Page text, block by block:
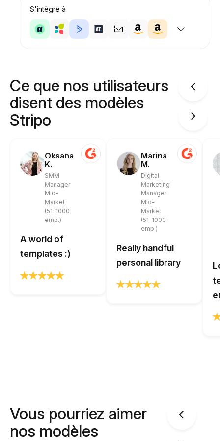
S'intègre à
Ce que nos utilisateurs
disent des modèles
Stripo
Oksana
K.
SMM
Manager
Mid-
Market
(51-1000
emp.)
A world of
templates :)
Marina
M.
Digital
Marketing
Manager
Mid-
Market
(51-1000
emp.)
Really handful
personal library
Vous pourriez aimer
nos modèles